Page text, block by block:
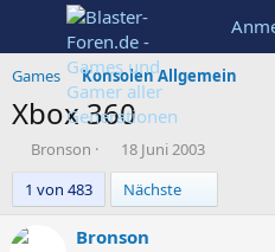
Games Konsolen Allgemein
Xbox 360
E
r
s
t
Bronson
E
r
s
t
e
18 Juni 2003
1 von 483
Nächste
Bronson